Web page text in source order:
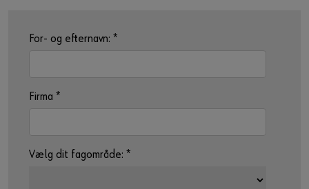
For- og efternavn: *
Firma *
Vælg dit fagområde: *